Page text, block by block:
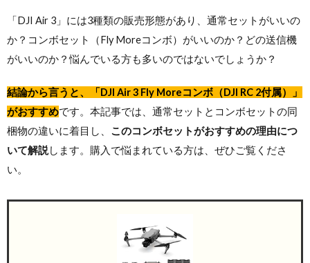
「DJI Air 3」には3種類の販売形態があり、通常セットがいいの
か？コンボセット（Fly Moreコンボ）がいいのか？どの送信機
がいいのか？悩んでいる方も多いのではないでしょうか？
結論から言うと、「DJI Air 3 Fly Moreコンボ（DJI RC 2付属）」
がおすすめです。本記事では、通常セットとコンボセットの同
梱物の違いに着目し、 このコンボセットがおすすめの理由につ
いて解説します。購入で悩まれている方は、ぜひご覧くださ
い。